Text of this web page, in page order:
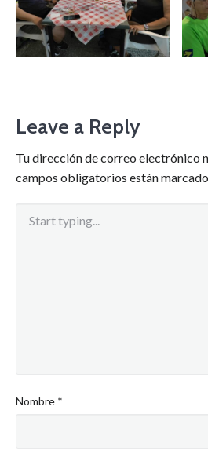
Leave a Reply
Tu dirección de correo electrónico
campos obligatorios están
Nombre *